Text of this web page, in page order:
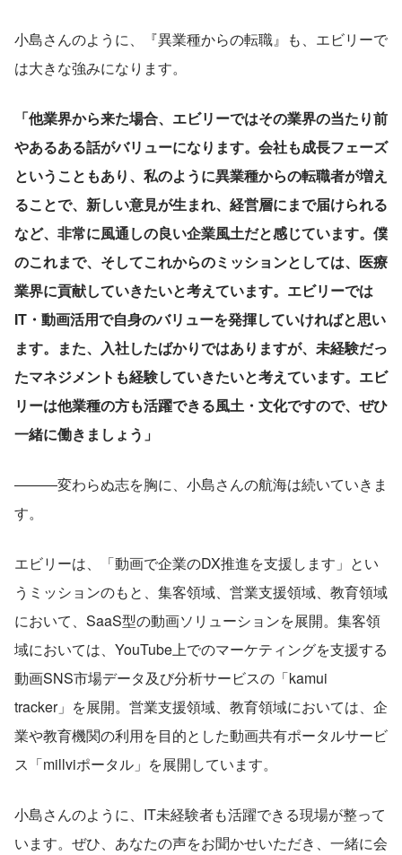
小島さんのように、『異業種からの転職』も、エビリーで
は大きな強みになります。
「他業界から来た場合、エビリーではその業界の当たり前
やあるある話がバリューになります。会社も成長フェーズ
ということもあり、私のように異業種からの転職者が増え
ることで、新しい意見が生まれ、経営層にまで届けられる
など、非常に風通しの良い企業風土だと感じています。僕
のこれまで、そしてこれからのミッションとしては、医療
業界に貢献していきたいと考えています。エビリーでは
IT・動画活用で自身のバリューを発揮していければと思い
ます。また、入社したばかりではありますが、未経験だっ
たマネジメントも経験していきたいと考えています。エビ
リーは他業種の方も活躍できる風土・文化ですので、ぜひ
一緒に働きましょう」
―――変わらぬ志を胸に、小島さんの航海は続いていきま
す。
エビリーは、「動画で企業のDX推進を支援します」とい
うミッションのもと、集客領域、営業支援領域、教育領域
において、SaaS型の動画ソリューションを展開。集客領
域においては、YouTube上でのマーケティングを支援する
動画SNS市場データ及び分析サービスの「kamui
tracker」を展開。営業支援領域、教育領域においては、企
業や教育機関の利用を目的とした動画共有ポータルサービ
ス「millviポータル」を展開しています。
小島さんのように、IT未経験者も活躍できる現場が整って
います。ぜひ、あなたの声をお聞かせいただき、一緒に会